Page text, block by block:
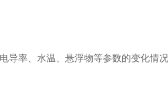
导率、水温、悬浮物等参数的变化情况